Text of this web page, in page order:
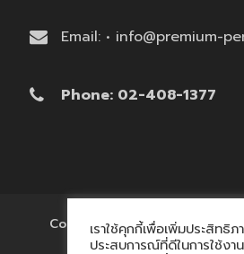
Email: • info@premium-
Phone: 02-408-1377
Copyright © 2017 'โรงงานของ
Reserved.
เราใช้คุกกี้เพื่อเพิ่มประสิทธิภ
ประสบการณ์ที่ดีในการใช้งา